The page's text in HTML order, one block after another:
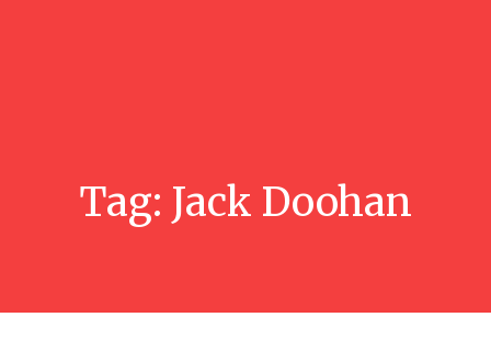
Tag: Jack Doohan